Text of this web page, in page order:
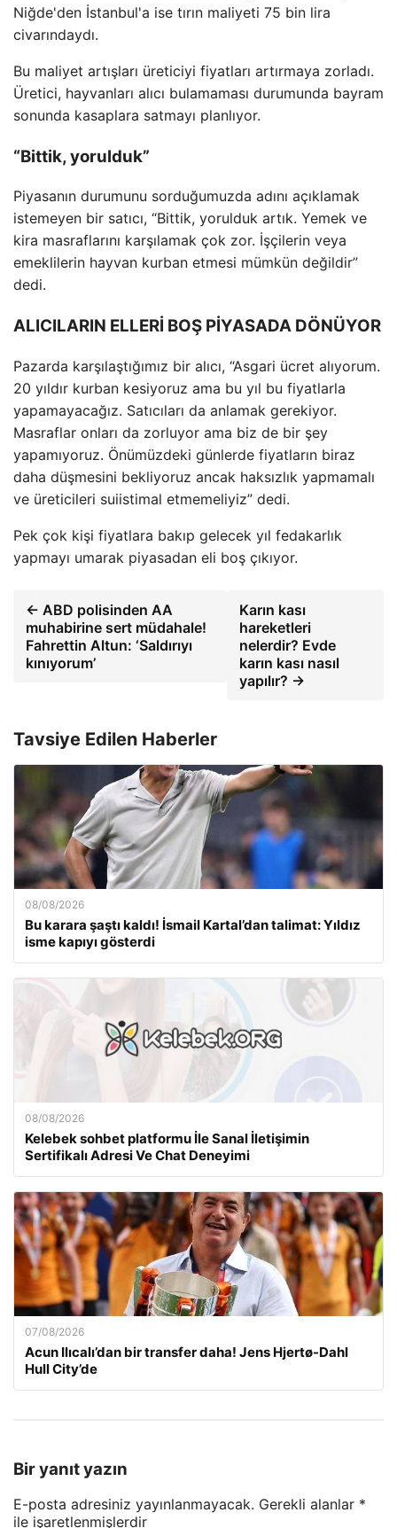
Niğde'den İstanbul'a ise tırın maliyeti 75 bin lira
civarındaydı.
Bu maliyet artışları üreticiyi fiyatları artırmaya zorladı.
Üretici, hayvanları alıcı bulamaması durumunda bayram
sonunda kasaplara satmayı planlıyor.
“Bittik, yorulduk”
Piyasanın durumunu sorduğumuzda adını açıklamak
istemeyen bir satıcı, “Bittik, yorulduk artık. Yemek ve
kira masraflarını karşılamak çok zor. İşçilerin veya
emeklilerin hayvan kurban etmesi mümkün değildir”
dedi.
ALICILARIN ELLERİ BOŞ PİYASADA DÖNÜYOR
Pazarda karşılaştığımız bir alıcı, “Asgari ücret alıyorum.
20 yıldır kurban kesiyoruz ama bu yıl bu fiyatlarla
yapamayacağız. Satıcıları da anlamak gerekiyor.
Masraflar onları da zorluyor ama biz de bir şey
yapamıyoruz. Önümüzdeki günlerde fiyatların biraz
daha düşmesini bekliyoruz ancak haksızlık yapmamalı
ve üreticileri suiistimal etmemeliyiz” dedi.
Pek çok kişi fiyatlara bakıp gelecek yıl fedakarlık
yapmayı umarak piyasadan eli boş çıkıyor.
← ABD polisinden AA
muhabirine sert müdahale!
Fahrettin Altun: ‘Saldırıyı
kınıyorum’
Karın kası
hareketleri
nelerdir? Evde
karın kası nasıl
yapılır? →
Tavsiye Edilen Haberler
08/08/2026
Bu karara şaştı kaldı! İsmail Kartal’dan talimat: Yıldız
isme kapıyı gösterdi
08/08/2026
Kelebek sohbet platformu İle Sanal İletişimin
Sertifikalı Adresi Ve Chat Deneyimi
07/08/2026
Acun Ilıcalı’dan bir transfer daha! Jens Hjertø-Dahl
Hull City’de
Bir yanıt yazın
E-posta adresiniz yayınlanmayacak. Gerekli alanlar *
ile işaretlenmişlerdir